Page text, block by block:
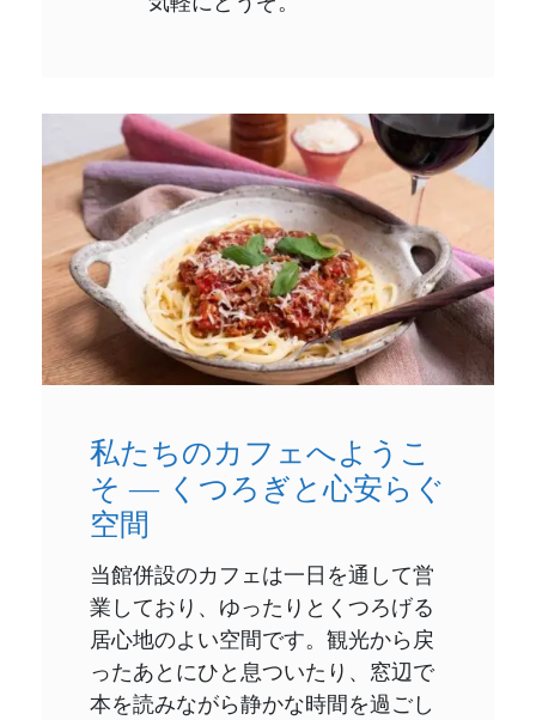
私たちのカフェへようこ
そ ― くつろぎと心安らぐ
空間
当館併設のカフェは一日を通して営
業しており、ゆったりとくつろげる
居心地のよい空間です。観光から戻
ったあとにひと息ついたり、窓辺で
本を読みながら静かな時間を過ごし